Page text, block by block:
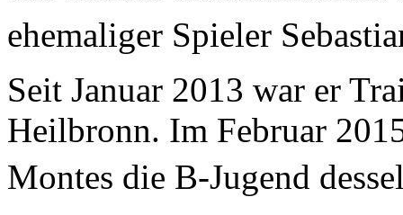
ehemaliger Spieler
Seit Januar 2013 war er
Heilbronn. Im Februar
Montes die B-Jugend